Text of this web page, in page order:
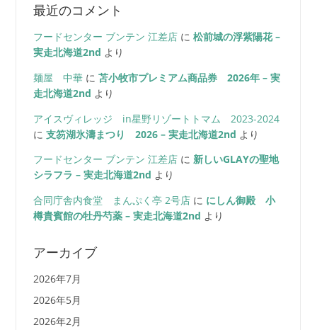
最近のコメント
フードセンター ブンテン 江差店に 松前城の浮紫陽花 –
実走北海道2nd より
麺屋 中華に 苫小牧市プレミアム商品券 2026年 – 実
走北海道2nd より
アイスヴィレッジ in星野リゾートトマム 2023-2024
に 支笏湖氷濤まつり 2026 – 実走北海道2nd より
フードセンター ブンテン 江差店に 新しいGLAYの聖地
シラフラ – 実走北海道2nd より
合同庁舎内食堂 まんぷく亭 2号店に にしん御殿 小
樽貴賓館の牡丹芍薬 – 実走北海道2nd より
アーカイブ
2026年7月
2026年5月
2026年2月